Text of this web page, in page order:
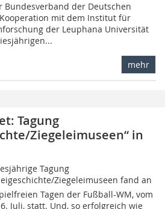
Bundesverband der Deutschen
mit dem Institut für
der Leuphana Universität
mehr
Tagung
Ziegeleimuseen“ in
Tagung
Ziegeleimuseen fand an
Tagen der Fußball-WM, vom
Juli, statt. Und, so erfolgreich wie